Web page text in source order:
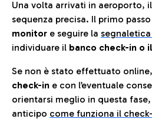
Una volta arrivati in aeroporto,
sequenza precisa. Il primo
monitor e seguire la
individuare il banco check-in o
Se non è stato effettuato
check-in e con l’eventuale
orientarsi meglio in questa
anticipo come funziona il